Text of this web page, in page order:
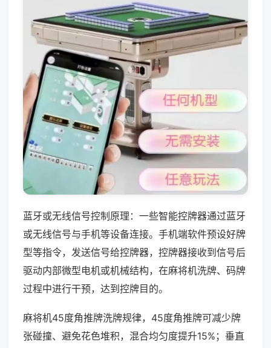
蓝牙或无线信号控制原理：一些智能控牌器通过蓝牙
或无线信号与手机等设备连接。手机端软件预设好牌
型等指令，发送信号给控牌器，控牌器接收到信号后
驱动内部微型电机或机械结构，在麻将机洗牌、码牌
过程中进行干预，达到控牌目的。
麻将机45度角推牌洗牌规律，45度角推牌可减少牌
张碰撞、避免花色堆积，混合均匀度提升15%；垂直